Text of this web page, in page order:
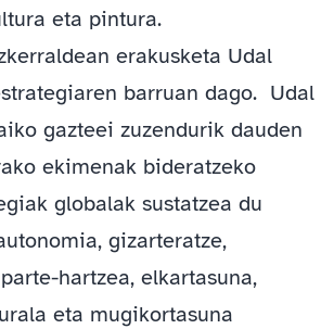
eta pintura.
erakusketa Udal
barruan dago. Udal
gazteei zuzendurik dauden
ekimenak bideratzeko
globalak sustatzea du
gizarteratze,
hartzea, elkartasuna,
eta mugikortasuna